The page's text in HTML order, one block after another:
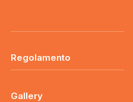
Regolamento
Gallery